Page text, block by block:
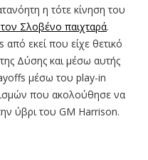
η τότε κίνηση του
Σλοβένο παιχταρά.
εκεί που είχε θετικό
Δύσης και μέσω αυτής
μέσω του play-in
που ακολούθησε να
ύβρι του GM Harrison.